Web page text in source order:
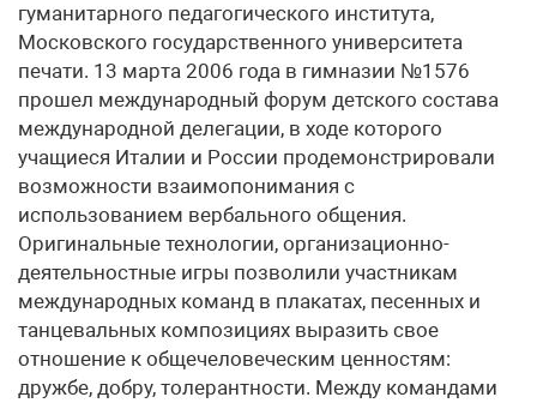
гуманитарного педагогического института,
Московского государственного университета
печати. 13 марта 2006 года в гимназии №1576
прошел международный форум детского состава
международной делегации, в ходе которого
учащиеся Италии и России продемонстрировали
возможности взаимопонимания с
использованием вербального общения.
Оригинальные технологии, организационно-
деятельностные игры позволили участникам
международных команд в плакатах, песенных и
танцевальных композициях выразить свое
отношение к общечеловеческим ценностям:
дружбе, добру, толерантности. Между командами